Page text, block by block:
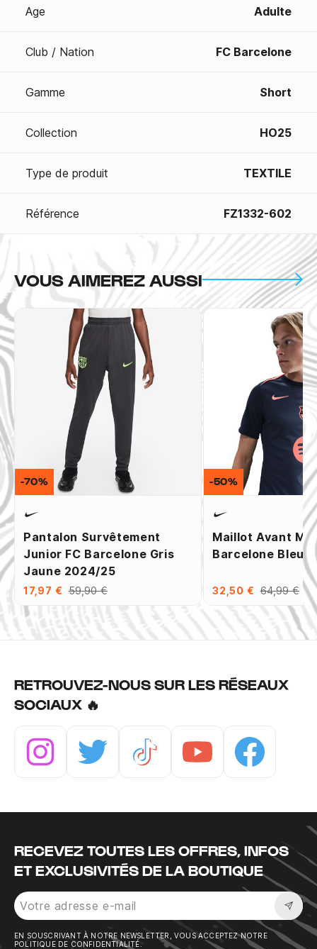
Age Adulte
Club / Nation FC Barcelone
Gamme Short
Collection HO25
Type de produit TEXTILE
Référence FZ1332-602
VOUS AIMEREZ AUSSI
Pantalon Survêtement
Junior FC Barcelone Gris
Jaune 2024/25
17,97 € 59,90 €
-70%
Maillot Avant
Barcelone Bleu
32,50 € 64,99 €
-50%
RETROUVEZ-NOUS SUR LES RÉSEAUX
SOCIAUX 🔥
RECEVEZ TOUTES LES OFFRES, INFOS
ET EXCLUSIVITÉS DE LA BOUTIQUE
EN SOUSCRIVANT À NOTRE NEWSLETTER, VOUS ACCEPTEZ NOTRE
POLITIQUE DE CONFIDENTIALITÉ.